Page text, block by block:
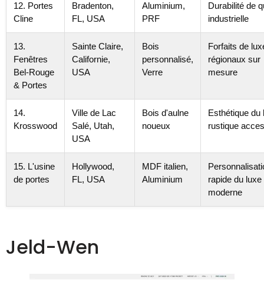
12. Portes
Cline
Bradenton,
FL, USA
Aluminium,
PRF
Durabilité de
industrielle
13.
Fenêtres
Bel-Rouge
& Portes
Sainte Claire,
Californie,
USA
Bois
personnalisé,
Verre
Forfaits de
régionaux sur
mesure
14.
Krosswood
Ville de Lac
Salé, Utah,
USA
Bois d'aulne
noueux
Esthétique du
rustique
15. L'usine
de portes
Hollywood,
FL, USA
MDF italien,
Aluminium
rapide du luxe
moderne
Jeld-Wen